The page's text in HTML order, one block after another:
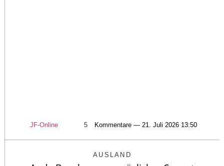
JF-Online 5 Kommentare — 21. Juli 2026 13:50
AUSLAND